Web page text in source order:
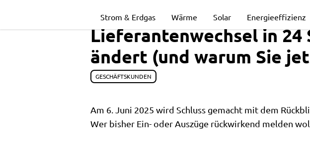
Lieferantenwechsel
Stunden
Strom & Erdgas Wärme Solar Energieeffizienz
Lieferantenwechsel in 24
ändert (und warum Sie
GESCHÄFTSKUNDEN
Am 6. Juni 2025 wird Schluss gemacht mit dem
Wer bisher Ein- oder Auszüge rückwirkend melden